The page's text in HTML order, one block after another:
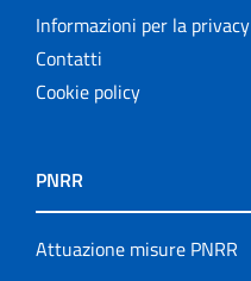
Informazioni per la privacy
Contatti
Cookie policy
PNRR
Attuazione misure PNRR